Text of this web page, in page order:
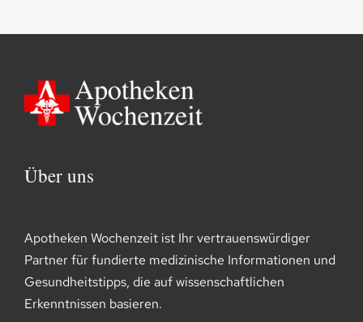
Über uns
Apotheken Wochenzeit ist Ihr vertrauenswürdiger
Partner für fundierte medizinische Informationen und
Gesundheitstipps, die auf wissenschaftlichen
Erkenntnissen basieren.